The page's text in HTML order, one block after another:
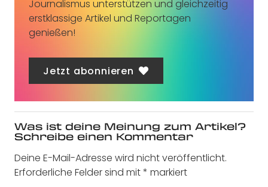
Journalismus unterstützen und gleichzeitig
erstklassige Artikel und Reportagen
genießen!
Jetzt abonnieren
Was ist deine Meinung zum Artikel?
Schreibe einen Kommentar
Deine E-Mail-Adresse wird nicht veröffentlicht.
Erforderliche Felder sind mit* markiert